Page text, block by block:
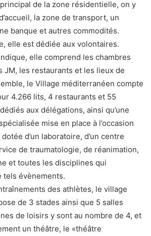
principal de la zone résidentielle, on y
la zone de transport, un
banque et autres commodités.
elle est dédiée aux volontaires.
elle comprend les chambres
JM, les restaurants et les lieux de
le Village méditerranéen compte
4.266 lits, 4 restaurants et 55
aux délégations, ainsi qu’une
mise en place à l’occasion
d’un laboratoire, d’un centre
de traumatologie, de réanimation,
et toutes les disciplines qui
tels évènements.
des athlètes, le village
de 3 stades ainsi que 5 salles
de loisirs y sont au nombre de 4, et
un théâtre, le «théâtre